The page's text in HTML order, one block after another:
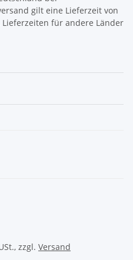
gilt eine Lieferzeit von
für andere Länder
zzgl. Versand